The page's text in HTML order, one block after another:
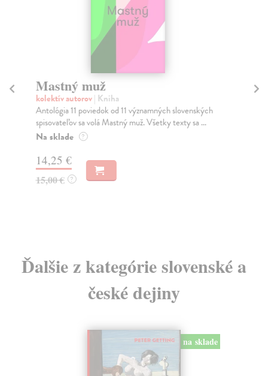
Mastný muž
kolektív autorov| Kniha
Antológia 11 poviedok od 11 významných slovenských
spisovateľov sa volá Mastný muž. Všetky texty sa ...
Na sklade ?
14,25 €
15,00 € ?
Ďalšie z kategórie slovenské a
české dejiny
na sklade